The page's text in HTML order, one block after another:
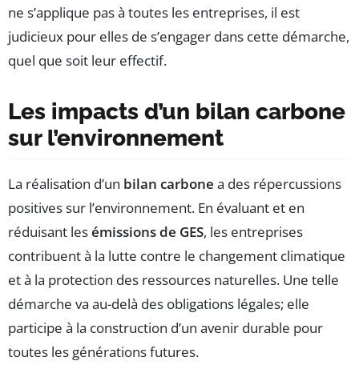
ne s’applique pas à toutes les entreprises, il est
judicieux pour elles de s’engager dans cette démarche,
quel que soit leur effectif.
Les impacts d’un bilan carbone
sur l’environnement
La réalisation d’un bilan carbone a des répercussions
positives sur l’environnement. En évaluant et en
réduisant lesémissions de GES, les entreprises
contribuent à la lutte contre le changement climatique
et à la protection des ressources naturelles. Une telle
démarche va au-delà des obligations légales; elle
participe à la construction d’un avenir durable pour
toutes les générations futures.